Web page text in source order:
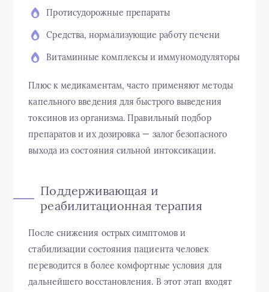
Протисудорожные препараты
Средства, нормализующие работу печени
Витаминные комплексы и иммуномодуляторы
Плюс к медикаментам, часто применяют методы
капельного введения для быстрого выведения
токсинов из организма. Правильный подбор
препаратов и их дозировка — залог безопасного
выхода из состояния сильной интоксикации.
Поддерживающая и
реабилитационная терапия
После снижения острых симптомов и
стабилизации состояния пациента человек
переводится в более комфортные условия для
дальнейшего восстановления. В этот этап входят